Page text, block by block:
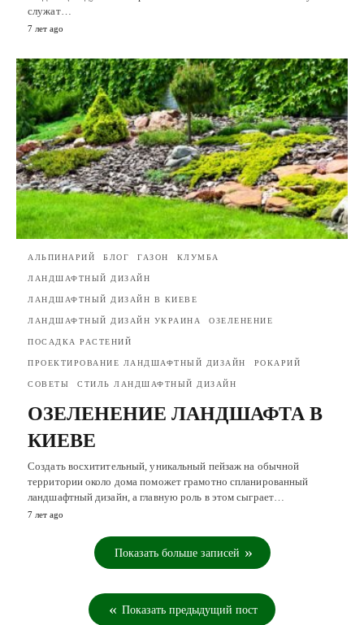
служат…
7 лет ago
АЛЬПИНАРИЙ БЛОГ ГАЗОН КЛУМБА
ЛАНДШАФТНЫЙ ДИЗАЙН
ЛАНДШАФТНЫЙ ДИЗАЙН В КИЕВЕ
ЛАНДШАФТНЫЙ ДИЗАЙН УКРАИНА ОЗЕЛЕНЕНИЕ
ПОСАДКА РАСТЕНИЙ
ПРОЕКТИРОВАНИЕ ЛАНДШАФТНЫЙ ДИЗАЙН РОКАРИЙ
СОВЕТЫ СТИЛЬ ЛАНДШАФТНЫЙ ДИЗАЙН
ОЗЕЛЕНЕНИЕ ЛАНДШАФТА В
КИЕВЕ
Создать восхитительный, уникальный пейзаж на обычной
территории около дома поможет грамотно спланированный
ландшафтный дизайн, а главную роль в этом сыграет…
7 лет ago
Показать больше записей
Показать предыдущий пост